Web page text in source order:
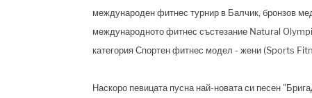
международен фитнес турнир в Балчик, бронзов
международното фитнес състезание Natural
категория Спортен фитнес модел - жени (Sports
Наскоро певицата пусна най-новата си песен